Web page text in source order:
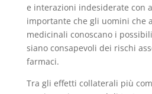
e interazioni indesiderate con
importante che gli uomini che
medicinali conoscano i
siano consapevoli dei rischi
farmaci.
Tra gli effetti collaterali più